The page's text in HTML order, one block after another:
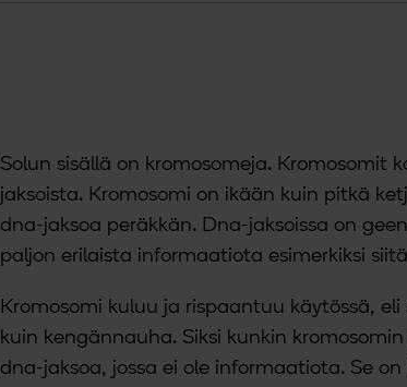
Solun sisällä on kromosomeja. Kromosomit
jaksoista. Kromosomi on ikään kuin pitkä
dna-jaksoa peräkkän. Dna-jaksoissa on
paljon erilaista informaatiota esimerkiksi
Kromosomi kuluu ja rispaantuu käytössä,
kuin kengännauha. Siksi kunkin
dna-jaksoa, jossa ei ole informaatiota. Se